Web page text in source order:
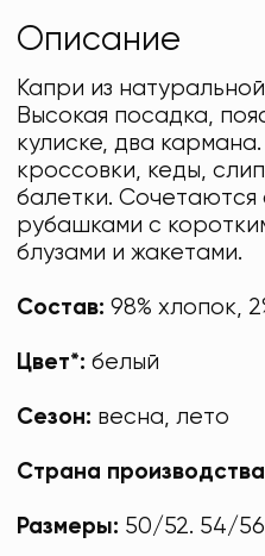
Описание
Капри из
Высокая посадка,
кулиске, два
кроссовки, кеды,
балетки. Сочетаются
рубашками с
блузами и жакетами.
Состав: 98% хлопок,
Цвет*: белый
Сезон: весна, лето
Страна
Размеры: 50/52. 54/